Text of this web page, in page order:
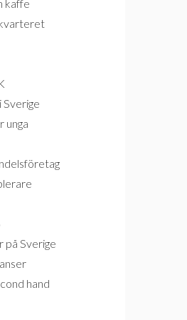
kaffe
unga
på Sverige
hand